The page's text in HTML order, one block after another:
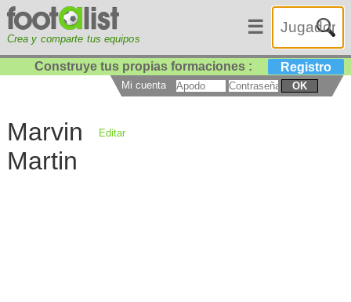
Crea y comparte tus equipos
☰
Construye tus propias formaciones : Registro
Mi cuenta OK
Marvin
Martin
Editar